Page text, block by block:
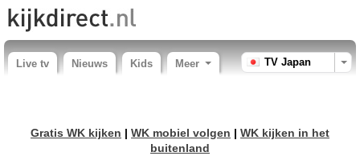
Live tv Nieuws Kids Meer TV Japan
Gratis WK kijken | WK mobiel volgen | WK kijken in het
buitenland